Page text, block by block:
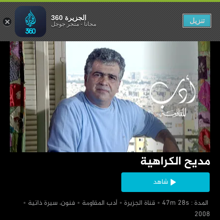
‏مديح الكراهية
شاهد
‏ المدة : 47m 28s
‏قناة الجزيرة ‏أدب المقاومة
‏فنون، سيرة ذاتية
مديح الكراهية
الجزيرة 360
مجاناً-متجر جوجل تنزيل